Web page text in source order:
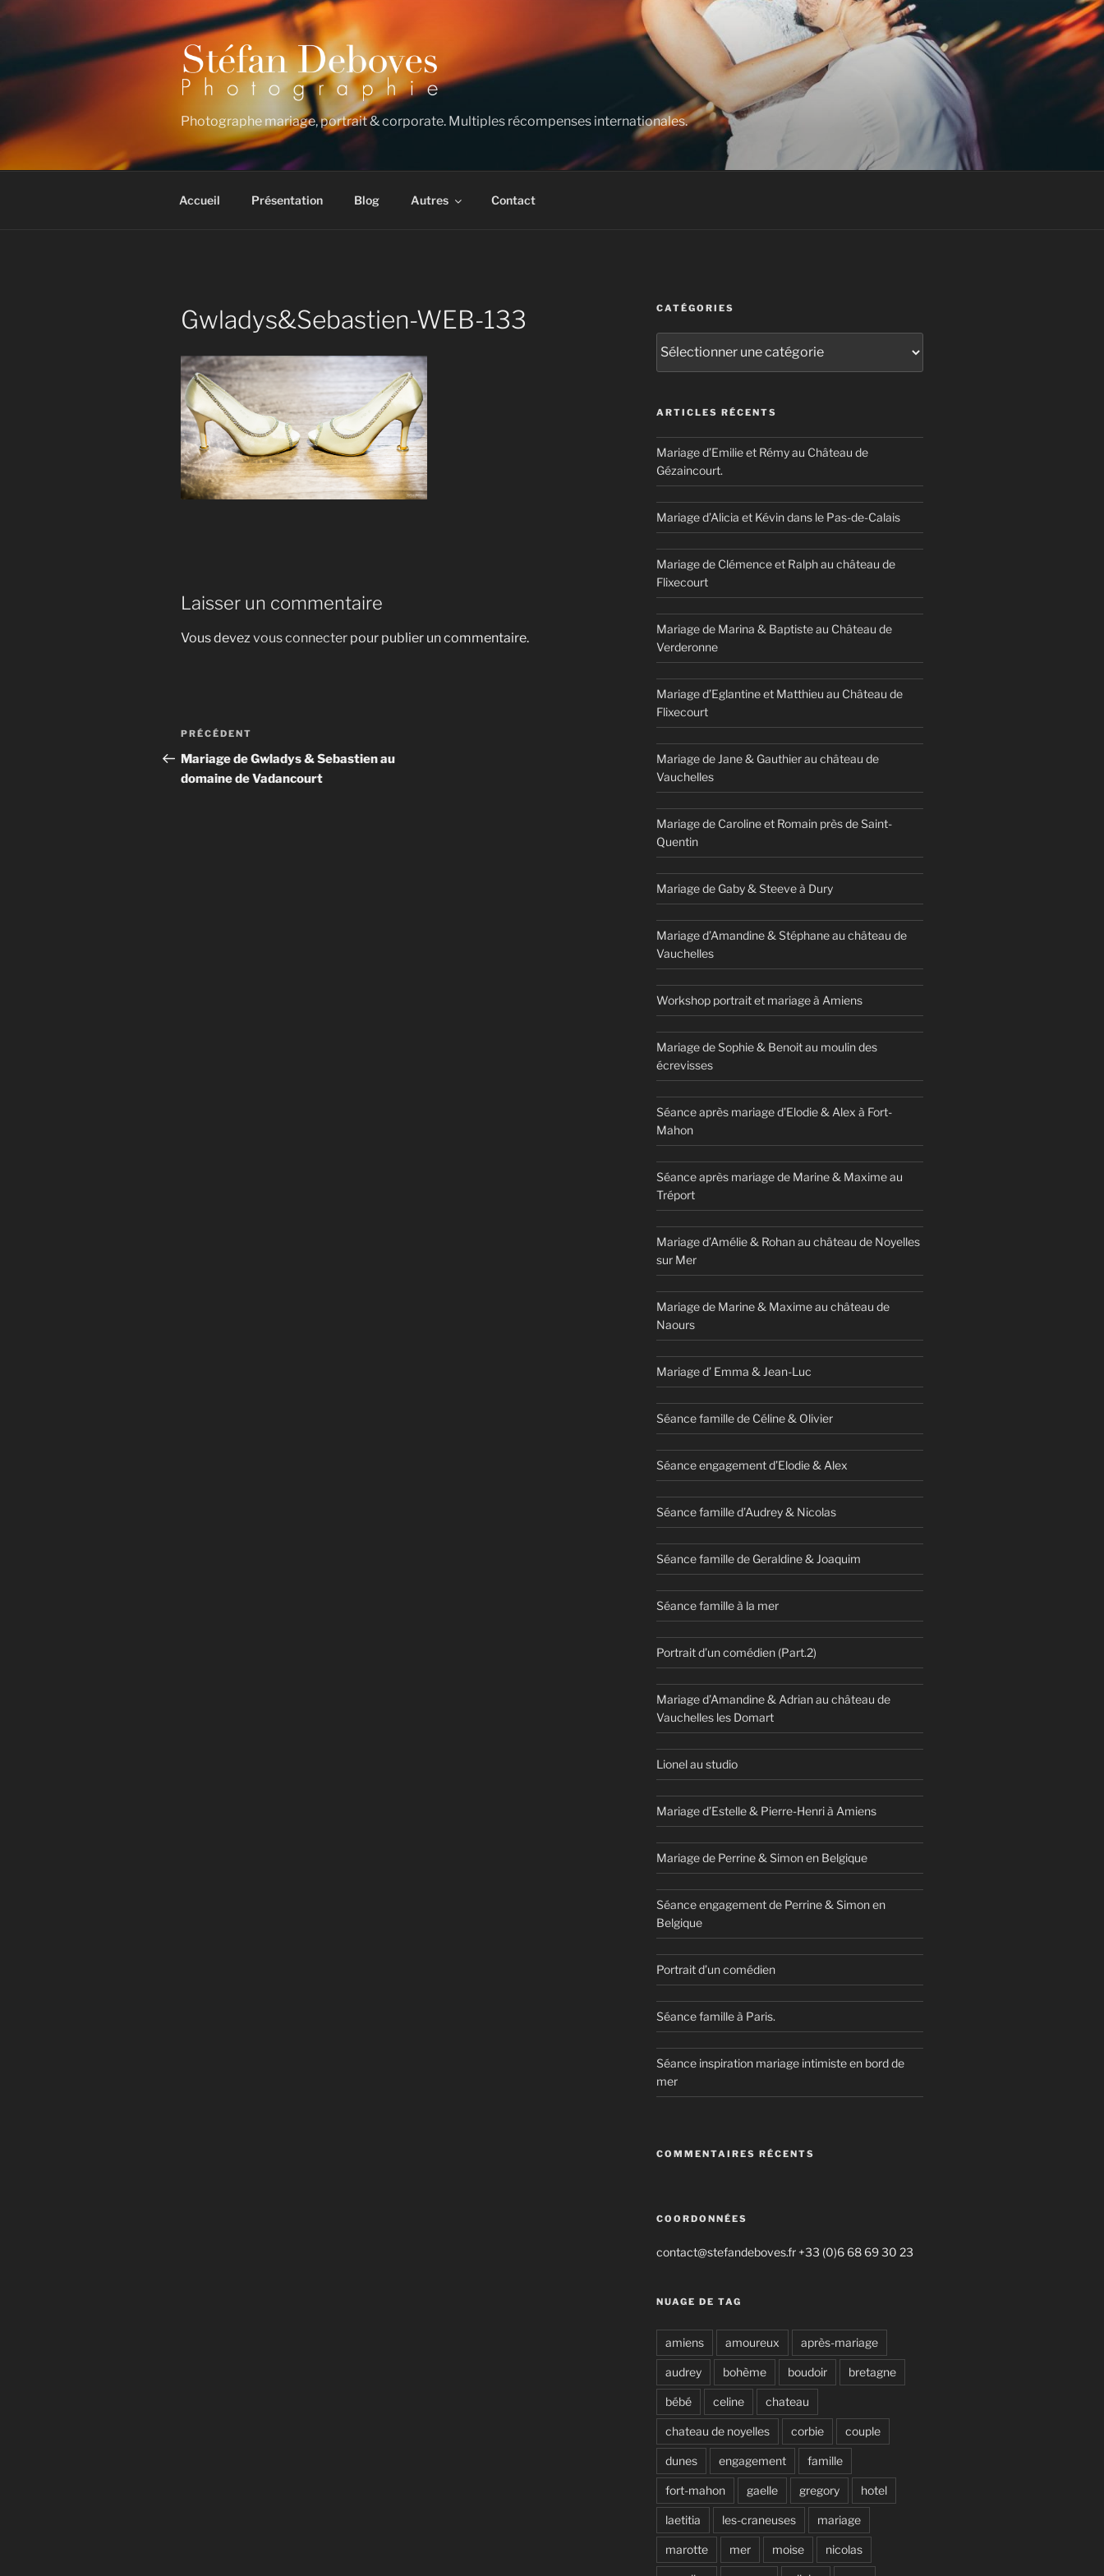
Aller
contenu
principal
Photographe mariage, portrait & corporate. Multiples récompenses internationales.
Accueil Présentation Blog Autres Contact
Gwladys&Sebastien-WEB-133
Laisser un commentaire
Vous devezvous connecter pour publier un commentaire.
Navigation
de
l’article
Article
précédent
PRÉCÉDENT
Mariage de Gwladys & Sebastien au
domaine de Vadancourt
CATÉGORIES
ARTICLES RÉCENTS
Mariage d’Emilie et Rémy au Château de
Gézaincourt.
Mariage d’Alicia et Kévin dans le Pas-de-Calais
Mariage de Clémence et Ralph au château de
Flixecourt
Mariage de Marina & Baptiste au Château de
Verderonne
Mariage d’Eglantine et Matthieu au Château de
Flixecourt
Mariage de Jane & Gauthier au château de
Vauchelles
Mariage de Caroline et Romain près de Saint-
Quentin
Mariage de Gaby & Steeve à Dury
Mariage d’Amandine & Stéphane au château de
Vauchelles
Workshop portrait et mariage à Amiens
Mariage de Sophie & Benoit au moulin des
écrevisses
Séance après mariage d’Elodie & Alex à Fort-
Mahon
Séance après mariage de Marine & Maxime au
Tréport
Mariage d’Amélie & Rohan au château de Noyelles
sur Mer
Mariage de Marine & Maxime au château de
Naours
Mariage d’ Emma & Jean-Luc
Séance famille de Céline & Olivier
Séance engagement d’Elodie & Alex
Séance famille d’Audrey & Nicolas
Séance famille de Geraldine & Joaquim
Séance famille à la mer
Portrait d’un comédien (Part.2)
Mariage d’Amandine & Adrian au château de
Vauchelles les Domart
Lionel au studio
Mariage d’Estelle & Pierre-Henri à Amiens
Mariage de Perrine & Simon en Belgique
Séance engagement de Perrine & Simon en
Belgique
Portrait d’un comédien
Séance famille à Paris.
Séance inspiration mariage intimiste en bord de
mer
COMMENTAIRES RÉCENTS
COORDONNÉES
contact@stefandeboves.fr +33 (0)6 68 69 30 23
NUAGE DE TAG
amiens amoureux après-mariage
audrey bohème boudoir bretagne
bébé celine chateau
chateau de noyelles corbie couple
dunes engagement famille
fort-mahon gaelle gregory hotel
laetitia les-craneuses mariage
marotte mer moise nicolas